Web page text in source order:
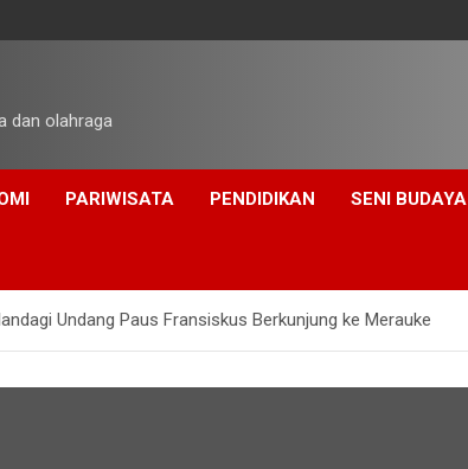
dan olahraga
PARIWISATA PENDIDIKAN SENI BUDAYA
Undang Paus Fransiskus Berkunjung ke Merauke